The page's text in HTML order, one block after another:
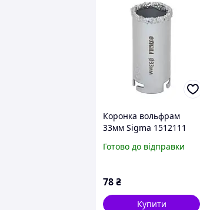
Коронка вольфрам
33мм Sigma 1512111
Готово до відправки
78₴
Купити